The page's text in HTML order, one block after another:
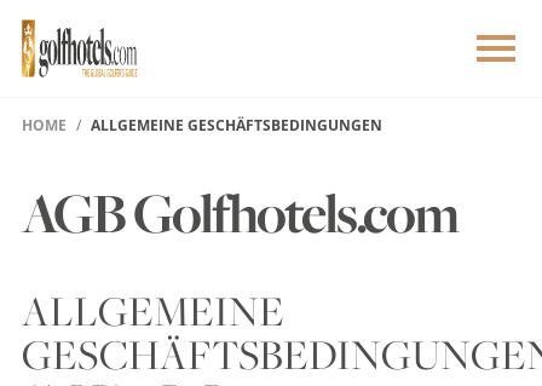
HOME ALLGEMEINE GESCHÄFTSBEDINGUNGEN
AGB Golfhotels.com
ALLGEMEINE